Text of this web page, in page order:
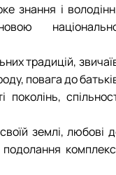
знання і
традицій,
повага до
землі, любові
подолання